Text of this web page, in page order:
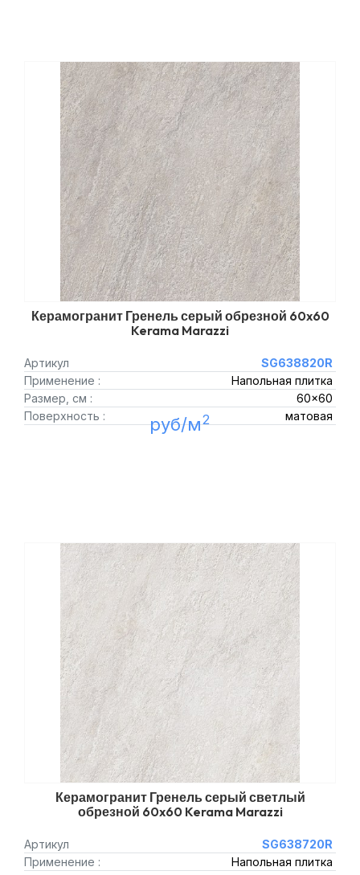
Керамогранит Гренель серый обрезной 60x60
Kerama Marazzi
Артикул
SG638820R
Применение :
Напольная плитка
Размер, см :
60x60
Поверхность :
матовая
руб/м2
Керамогранит Гренель серый светлый
обрезной 60x60 Kerama Marazzi
Артикул
SG638720R
Применение :
Напольная плитка